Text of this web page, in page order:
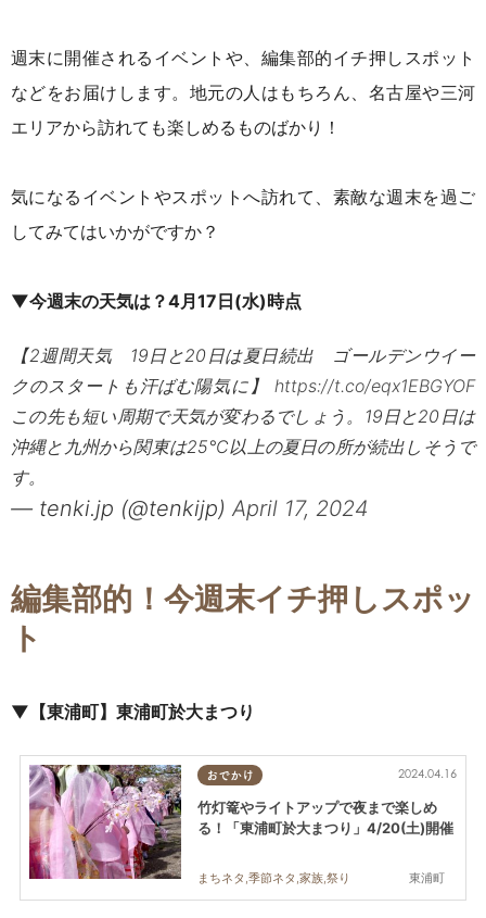
週末に開催されるイベントや、編集部的イチ押しスポット
などをお届けします。地元の人はもちろん、名古屋や三河
エリアから訪れても楽しめるものばかり！
気になるイベントやスポットへ訪れて、素敵な週末を過ご
してみてはいかがですか？
▼今週末の天気は？4月17日(水)時点
【2週間天気 19日と20日は夏日続出 ゴールデンウイー
クのスタートも汗ばむ陽気に】 https://t.co/eqx1EBGYOF
この先も短い周期で天気が変わるでしょう。19日と20日は
沖縄と九州から関東は25℃以上の夏日の所が続出しそうで
す。
— tenki.jp (@tenkijp) April 17, 2024
編集部的！今週末イチ押しスポッ
ト
▼【東浦町】東浦町於大まつり
おでかけ
東浦町
2024.04.16
竹灯篭やライトアップで夜まで楽しめ
る！「東浦町於大まつり」4/20(土)開催
まちネタ,季節ネタ,家族,祭り